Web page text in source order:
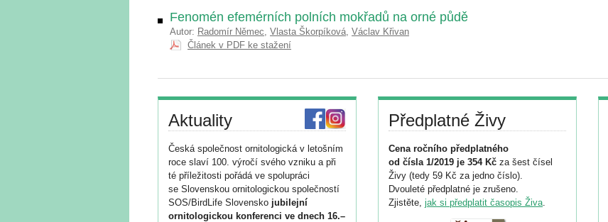
Fenomén efemérních polních mokřadů na orné půdě
Autor: Radomír Němec, Vlasta Škorpíková, Václav Křivan
Článek v PDF ke stažení
Aktuality
Česká společnost ornitologická v letošním
roce slaví 100. výročí svého vzniku a při
té příležitosti pořádá ve spolupráci
se Slovenskou ornitologickou společností
SOS/BirdLife Slovensko jubilejní
ornitologickou konferenci ve dnech 16.–
Předplatné Živy
Cena ročního předplatného
od čísla 1/2019 je 354 Kč za šest čísel
Živy (tedy 59 Kč za jedno číslo).
Dvouleté předplatné je zrušeno.
Zjistěte, jak si předplatit časopis Živa.